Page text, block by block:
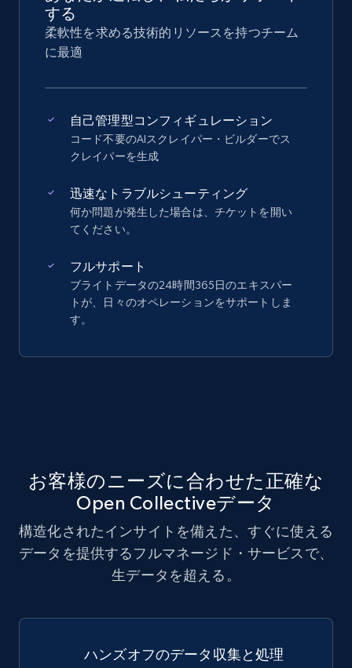
する
柔軟性を求める技術的リソースを持つチーム
に最適
自己管理型コンフィギュレーション
コード不要のAIスクレイパー・ビルダーでス
クレイパーを生成
迅速なトラブルシューティング
何か問題が発生した場合は、チケットを開い
てください。
フルサポート
ブライトデータの24時間365日のエキスパー
トが、日々のオペレーションをサポートしま
す。
お客様のニーズに合わせた正確な
Open Collectiveデータ
構造化されたインサイトを備えた、すぐに使える
データを提供するフルマネージド・サービスで、
生データを超える。
ハンズオフのデータ収集と処理